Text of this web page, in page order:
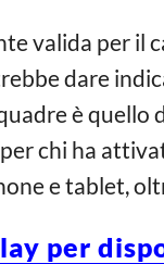
valida per il
dare
è
chi ha
e tablet,
per